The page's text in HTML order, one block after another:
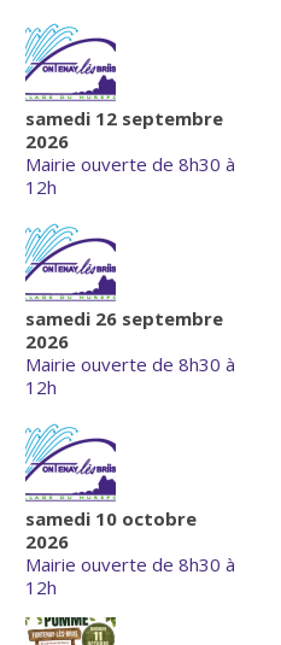
samedi 12 septembre
2026
Mairie ouverte de 8h30 à
12h
samedi 26 septembre
2026
Mairie ouverte de 8h30 à
12h
samedi 10 octobre
2026
Mairie ouverte de 8h30 à
12h